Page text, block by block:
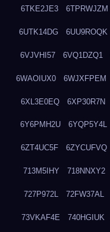
6TKE2JE3 6TPRWJZM
6UTK14DG 6UU9ROQK
6VJVHI57 6VQ1DZQ1
6WAOIUX0 6WJXFPEM
6XL3E0EQ 6XP30R7N
6Y6PMH2U 6YQP5Y4L
6ZT4UC5F 6ZYCUFVQ
713M5IHY 718NNXY2
727P972L 72FW37AL
73VKAF4E 740HGIUK